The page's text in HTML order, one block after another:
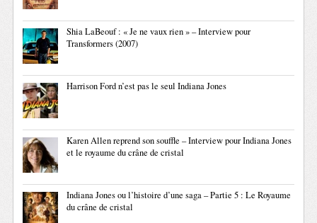
Shia LaBeouf : « Je ne vaux rien » – Interview pour
Transformers (2007)
Harrison Ford n’est pas le seul Indiana Jones
Karen Allen reprend son souffle – Interview pour Indiana Jones
et le royaume du crâne de cristal
Indiana Jones ou l’histoire d’une saga – Partie 5 : Le Royaume
du crâne de cristal